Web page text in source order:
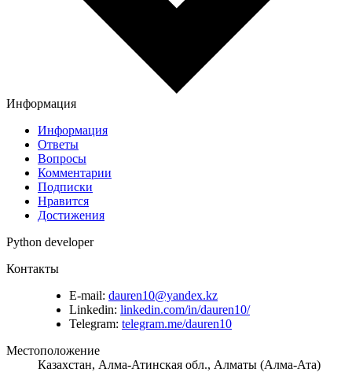
Информация
Информация
Ответы
Вопросы
Комментарии
Подписки
Нравится
Достижения
Python developer
Контакты
E-mail: dauren10@yandex.kz
Linkedin: linkedin.com/in/dauren10/
Telegram: telegram.me/dauren10
Местоположение
Казахстан, Алма-Атинская обл., Алматы (Алма-Ата)